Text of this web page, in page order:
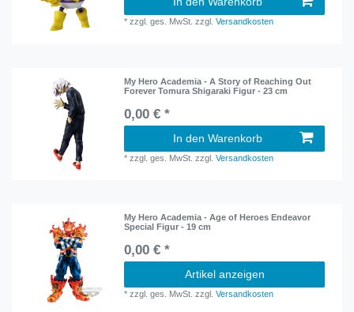
*zzgl. ges. MwSt. zzgl.Versandkosten
My Hero Academia - A Story of Reaching Out
Forever Tomura Shigaraki Figur - 23 cm
0,00 € *
In den Warenkorb
*zzgl. ges. MwSt. zzgl.Versandkosten
My Hero Academia - Age of Heroes Endeavor
Special Figur - 19 cm
0,00 € *
Artikel anzeigen
*zzgl. ges. MwSt. zzgl.Versandkosten